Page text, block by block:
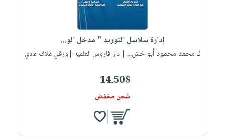
إدارة سلاسل التوريد " مدخل الو...
لـ محمد محمود أبو خش... | دار فاروس العلمية |ورقي غلاف عادي
14.50$
شحن مخفض